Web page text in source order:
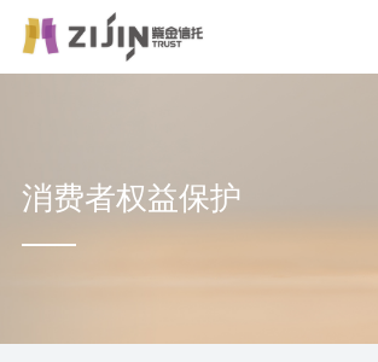
消费者权益保护